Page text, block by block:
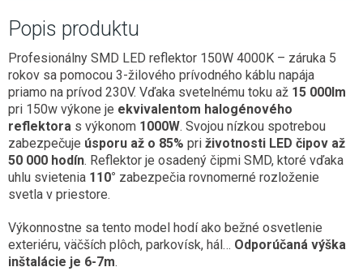
Popis produktu
Profesionálny SMD LED reflektor 150W 4000K – záruka 5
rokov sa pomocou 3-žilového prívodného káblu napája
priamo na prívod 230V. Vďaka svetelnému toku až 15 000lm
pri 150w výkone je ekvivalentom halogénového
reflektora s výkonom 1000W. Svojou nízkou spotrebou
zabezpečuje úsporu až o 85% pri životnosti LED čipov až
50 000 hodín. Reflektor je osadený čipmi SMD, ktoré vďaka
uhlu svietenia 110° zabezpečia rovnomerné rozloženie
svetla v priestore.
Výkonnostne sa tento model hodí ako bežné osvetlenie
exteriéru, väčších plôch, parkovísk, hál… Odporúčaná výška
inštalácie je 6-7m.